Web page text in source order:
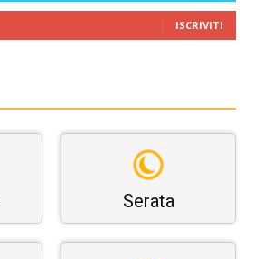
ISCRIVITI
Serata